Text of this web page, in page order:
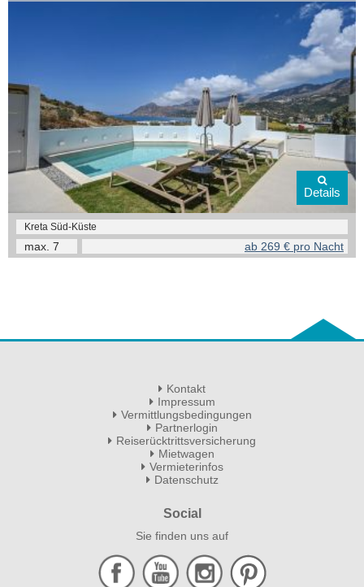
Kreta Süd-Küste
max. 7 ab 269 € pro Nacht
Details
Kontakt
Impressum
Vermittlungsbedingungen
Partnerlogin
Reiserücktrittsversicherung
Mietwagen
Vermieterinfos
Datenschutz
Social
Sie finden uns auf